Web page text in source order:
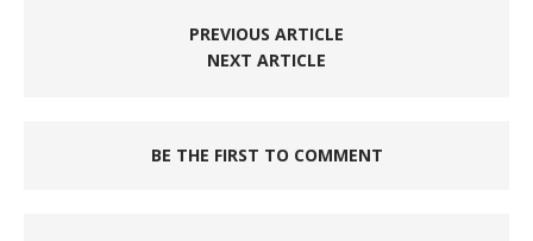
PREVIOUS ARTICLE
NEXT ARTICLE
BE THE FIRST TO COMMENT